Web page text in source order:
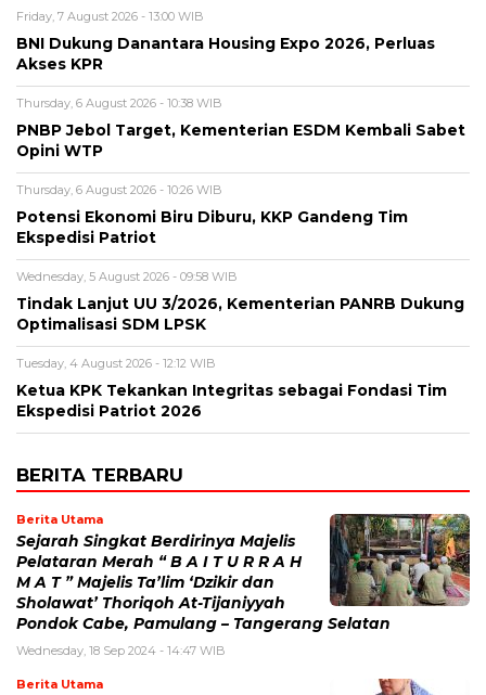
Friday, 7 August 2026 - 13:00 WIB
BNI Dukung Danantara Housing Expo 2026, Perluas
Akses KPR
Thursday, 6 August 2026 - 10:38 WIB
PNBP Jebol Target, Kementerian ESDM Kembali Sabet
Opini WTP
Thursday, 6 August 2026 - 10:26 WIB
Potensi Ekonomi Biru Diburu, KKP Gandeng Tim
Ekspedisi Patriot
Wednesday, 5 August 2026 - 09:58 WIB
Tindak Lanjut UU 3/2026, Kementerian PANRB Dukung
Optimalisasi SDM LPSK
Tuesday, 4 August 2026 - 12:12 WIB
Ketua KPK Tekankan Integritas sebagai Fondasi Tim
Ekspedisi Patriot 2026
BERITA TERBARU
Berita Utama
Sejarah Singkat Berdirinya Majelis
Pelataran Merah “ B A I T U R R A H
M A T ” Majelis Ta’lim ‘Dzikir dan
Sholawat’ Thoriqoh At-Tijaniyyah
Pondok Cabe, Pamulang – Tangerang Selatan
Wednesday, 18 Sep 2024 - 14:47 WIB
Berita Utama